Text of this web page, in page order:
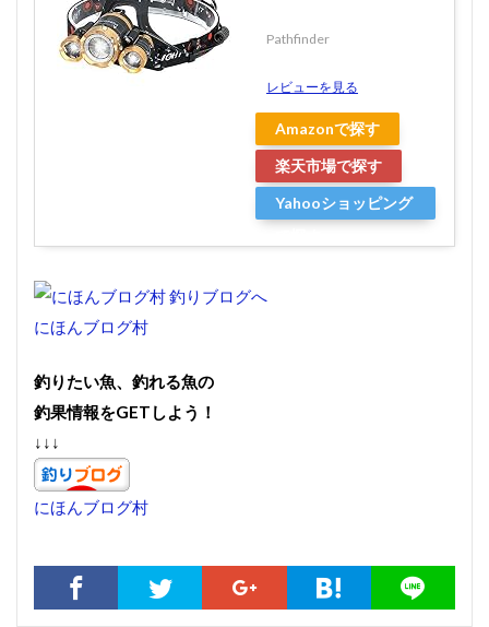
Pathfinder
レビューを見る
Amazonで探す
楽天市場で探す
Yahooショッピング
にほんブログ村
釣りたい魚、釣れる魚の
釣果情報をGETしよう！
↓↓↓
にほんブログ村